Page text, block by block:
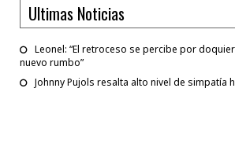
Ultimas Noticias
Leonel: “El retroceso se percibe por
nuevo rumbo”
Johnny Pujols resalta alto nivel de simpatía